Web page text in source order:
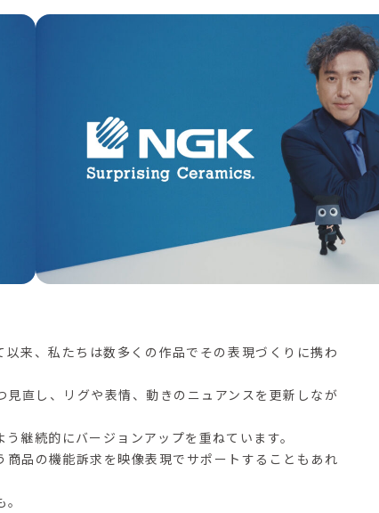
来、私たちは数多くの作品でその表現づくりに携わ
直し、リグや表情、動きのニュアンスを更新しなが
継続的にバージョンアップを重ねています。
品の機能訴求を映像表現でサポートすることもあれ